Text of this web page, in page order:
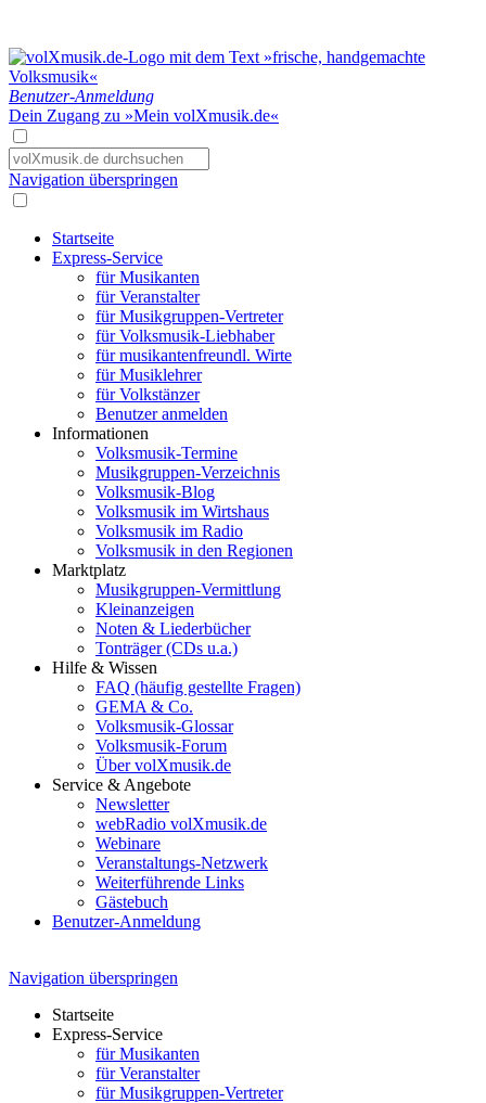
Benutzer-Anmeldung
Dein Zugang zu »Mein volXmusik.de«
Navigation überspringen
Startseite
Express-Service
für Musikanten
für Veranstalter
für Musikgruppen-Vertreter
für Volksmusik-Liebhaber
für musikantenfreundl. Wirte
für Musiklehrer
für Volkstänzer
Benutzer anmelden
Informationen
Volksmusik-Termine
Musikgruppen-Verzeichnis
Volksmusik-Blog
Volksmusik im Wirtshaus
Volksmusik im Radio
Volksmusik in den Regionen
Marktplatz
Musikgruppen-Vermittlung
Kleinanzeigen
Noten & Liederbücher
Tonträger (CDs u.a.)
Hilfe & Wissen
FAQ (häufig gestellte Fragen)
GEMA & Co.
Volksmusik-Glossar
Volksmusik-Forum
Über volXmusik.de
Service & Angebote
Newsletter
webRadio volXmusik.de
Webinare
Veranstaltungs-Netzwerk
Weiterführende Links
Gästebuch
Benutzer-Anmeldung
Navigation überspringen
Startseite
Express-Service
für Musikanten
für Veranstalter
für Musikgruppen-Vertreter